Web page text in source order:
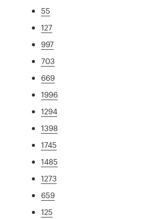
55
127
997
703
669
1996
1294
1398
1745
1485
1273
659
125